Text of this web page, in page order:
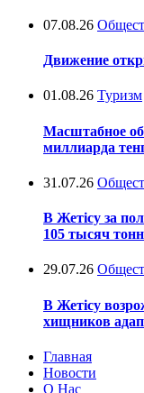
07.08.26
Движение
01.08.26 Туризм
Масштабное
миллиарда
31.07.26
В Жетісу за
105 тысяч
29.07.26
В Жетісу
хищников
Главная
Новости
О Нас